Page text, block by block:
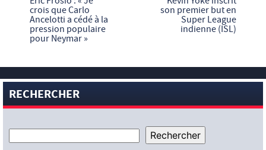
crois que Carlo
Ancelotti a cédé à la
pression populaire
pour Neymar »
son premier but en
Super League
indienne (ISL)
RECHERCHER